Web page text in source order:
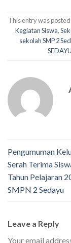
This entry was posted
Kegiatan Siswa,
sekolah SMP 2
SEDAYU
Pengumuman
Serah Terima
Tahun Pelajaran
SMPN 2 Sedayu
Leave a Reply
Your email